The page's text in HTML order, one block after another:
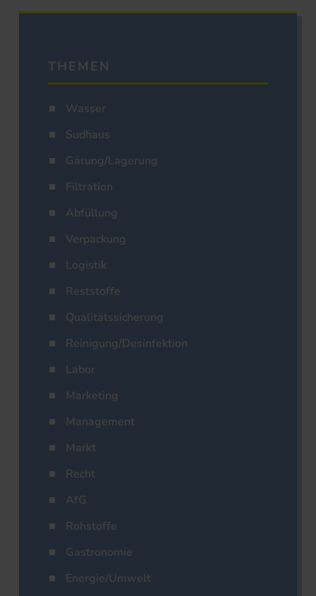
THEMEN
Wasser
Sudhaus
Gärung/Lagerung
Filtration
Abfüllung
Verpackung
Logistik
Reststoffe
Qualitätssicherung
Reinigung/Desinfektion
Labor
Marketing
Management
Markt
Recht
AfG
Rohstoffe
Gastronomie
Energie/Umwelt